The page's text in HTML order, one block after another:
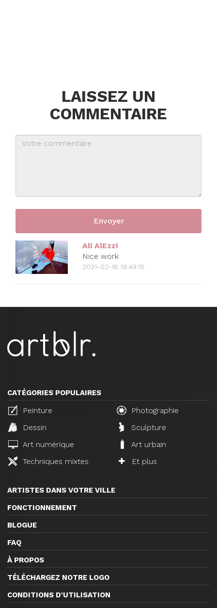
LAISSEZ UN
COMMENTAIRE
Ali AlEzzi
Nice work
2021-02-18 19:49:15
CATÉGORIES POPULAIRES
Peinture
Photographie
Dessin
Sculpture
Art numérique
Art urbain
Techniques mixtes
Et plus
ARTISTES DANS VOTRE VILLE
FONCTIONNEMENT
BLOGUE
FAQ
À PROPOS
TÉLÉCHARGEZ NOTRE LOGO
CONDITIONS D'UTILISATION